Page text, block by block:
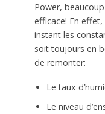
Power,
efficace! En
instant les
soit toujours en
de remonter:
Le taux
Le niveau